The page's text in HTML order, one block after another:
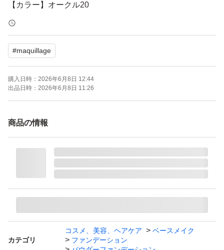
【カラー】オークル20
【状態】未使用（未開封）
【タイプ】レフィル
よろしくお願いいたします。
#maquillage
購入日時： 2026年6月8日 12:44
出品日時： 2026年6月8日 11:26
商品の情報
カテゴリ
コスメ、美容、ヘアケア
ベースメイク
ファンデーション